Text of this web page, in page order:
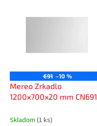
€91 –10 %
Mereo Zrkadlo
1200x700x20 mm CN691
Skladom (1 ks)